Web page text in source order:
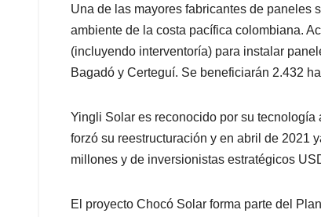
A
p
p
o
o
k
d
I
n
d
s
Una de las mayores fabricantes de paneles
ambiente de la costa pacífica colombiana.
(incluyendo interventoría) para instalar
Bagadó y Certeguí. Se beneficiarán 2.432
Yingli Solar es reconocido por su
forzó su reestructuración y en abril de 2021
millones y de inversionistas estratégicos
El proyecto Chocó Solar forma parte del